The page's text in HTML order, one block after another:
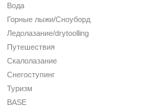
Вода
Горные лыжи/Сноуборд
Ледолазание/drytoolling
Путешествия
Скалолазание
Снегоступинг
Туризм
BASE